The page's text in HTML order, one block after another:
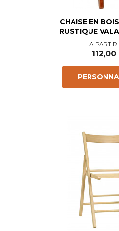
CHAISE EN
RUSTIQUE
A PARTIR